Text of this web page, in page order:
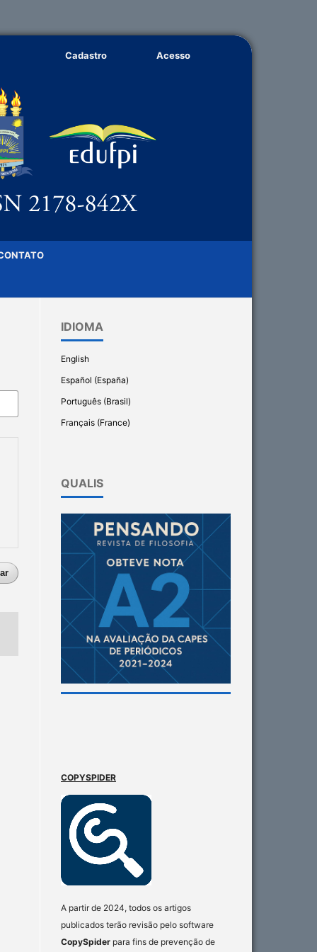
Cadastro Acesso
IDIOMA
English
Español (España)
Português (Brasil)
Français (France)
QUALIS
COPYSPIDER
A partir de 2024, todos os artigos
publicados terão revisão pelo software
CopySpider para fins de prevenção de